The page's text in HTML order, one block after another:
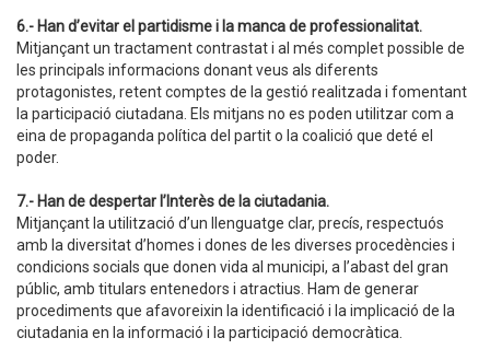
6.- Han d’evitar el partidisme i la manca de professionalitat.
Mitjançant un tractament contrastat i al més complet possible de
les principals informacions donant veus als diferents
protagonistes, retent comptes de la gestió realitzada i fomentant
la participació ciutadana. Els mitjans no es poden utilitzar com a
eina de propaganda política del partit o la coalició que deté el
poder.
7.- Han de despertar l’Interès de la ciutadania.
Mitjançant la utilització d’un llenguatge clar, precís, respectuós
amb la diversitat d’homes i dones de les diverses procedències i
condicions socials que donen vida al municipi, a l’abast del gran
públic, amb titulars entenedors i atractius. Ham de generar
procediments que afavoreixin la identificació i la implicació de la
ciutadania en la informació i la participació democràtica.